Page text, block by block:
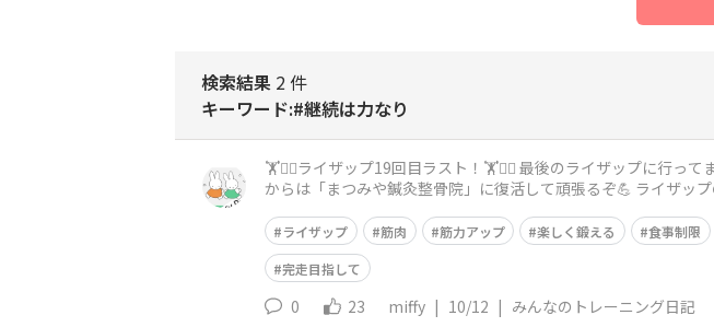
検索結果 2 件
キーワード:#継続は力なり
🏋️🏋️‍♀️ライザップ19回目ラスト！🏋️🏋️‍♀️ 最後のライザップに行ってまいりました🏋️🏋️‍♀️ 目標体重までにはいきません
からは「まつみ
ライザップ 筋肉 筋力アップ 楽しく鍛える 食事制限
完走目指して
0 23 miffy | 10/12 | みんなのトレーニング日記